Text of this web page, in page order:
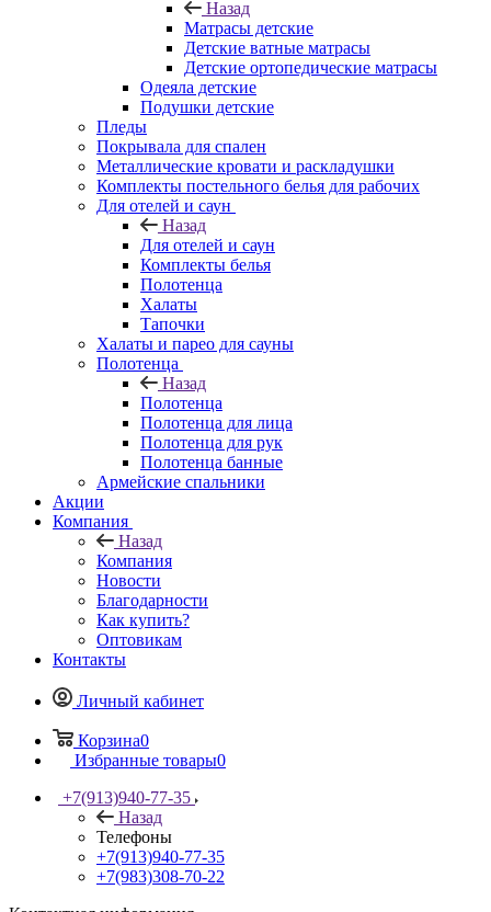
Назад
Матрасы детские
Детские ватные матрасы
Детские ортопедические матрасы
Одеяла детские
Подушки детские
Пледы
Покрывала для спален
Металлические кровати и раскладушки
Комплекты постельного белья для рабочих
Для отелей и саун
Назад
Для отелей и саун
Комплекты белья
Полотенца
Халаты
Тапочки
Халаты и парео для сауны
Полотенца
Назад
Полотенца
Полотенца для лица
Полотенца для рук
Полотенца банные
Армейские спальники
Акции
Компания
Назад
Компания
Новости
Благодарности
Как купить?
Оптовикам
Контакты
Личный кабинет
Корзина0
Избранные товары0
+7(913)940-77-35
Назад
Телефоны
+7(913)940-77-35
+7(983)308-70-22